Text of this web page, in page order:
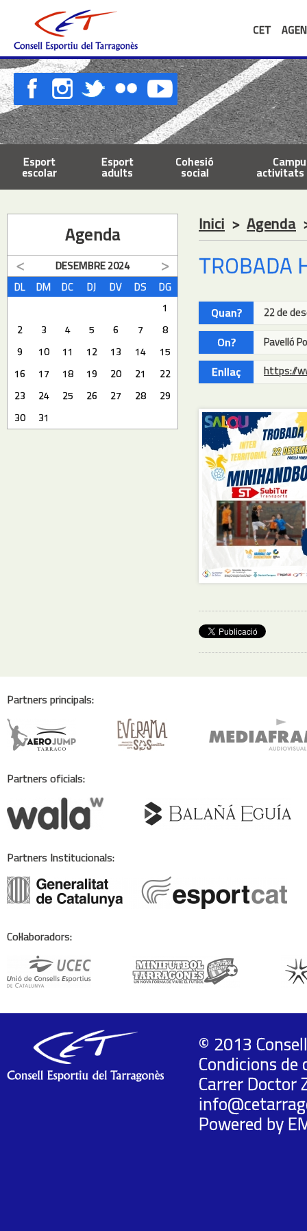
CET
Esport
escolar
Esport
adults
Cohesió
social activitats
Agenda
DESEMBRE2024
DL
DM DC DJ DV DS DG
1
2
3 4 5 6 7
8
9
10 11 12 13 14
15
16
17 18 19 20 21
22
23
24 25 26 27 28
29
30
31
Inici > Agenda
TROBADA
Quan? 22 de
On? Pavelló
Enllaç https://
Partners principals:
Partners oficials:
Partners Institucionals:
Col·laboradors:
© 2013
Condicions
Carrer Doctor
Powered by